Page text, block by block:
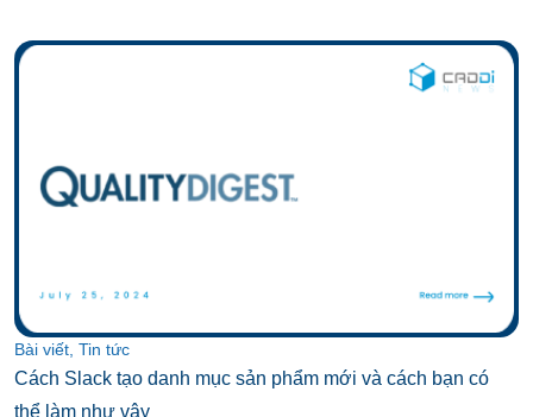
Bài viết, Tin tức
Cách Slack tạo danh mục sản phẩm mới và cách bạn có
thể làm như vậy